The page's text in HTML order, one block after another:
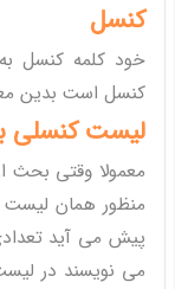
کنسل
خود کلمه کنسل
کنسل است بدین
لیست کنسلی
معمولا وقتی بحث
منظور همان لیست
پیش می آید تعدادی
می نویسند در